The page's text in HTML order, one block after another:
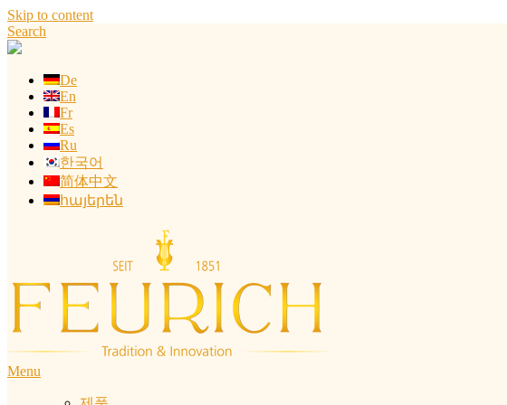
Skip to content
Search
De
En
Fr
Es
Ru
한국어
简体中文
հայերեն
Menu